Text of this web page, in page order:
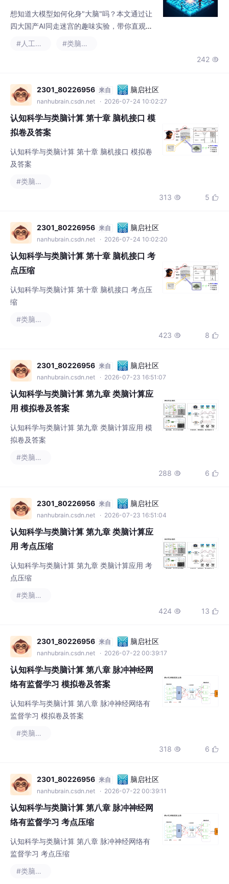
想知道大模型如何化身"大脑"吗？本文通过让
四大国产AI同走迷宫的趣味实验，带你直观对
比它们的"性格"差异。你将掌握Temperature
#人工智能
#类脑计算
242 
2301_80226956 来自 脑启社区
nanhubrain.csdn.net · 2026-07-24 10:02:27
认知科学与类脑计算 第十章 脑机接口 模
拟卷及答案
认知科学与类脑计算 第十章 脑机接口 模拟卷
及答案
#类脑计算
313  5 
2301_80226956 来自 脑启社区
nanhubrain.csdn.net · 2026-07-24 10:02:20
认知科学与类脑计算 第十章 脑机接口 考
点压缩
认知科学与类脑计算 第十章 脑机接口 考点压
缩
#类脑计算
423  8 
2301_80226956 来自 脑启社区
nanhubrain.csdn.net · 2026-07-23 16:51:07
认知科学与类脑计算 第九章 类脑计算应
用 模拟卷及答案
认知科学与类脑计算 第九章 类脑计算应用 模
拟卷及答案
#类脑计算
288  6 
2301_80226956 来自 脑启社区
nanhubrain.csdn.net · 2026-07-23 16:51:04
认知科学与类脑计算 第九章 类脑计算应
用 考点压缩
认知科学与类脑计算 第九章 类脑计算应用 考
点压缩
#类脑计算
424  13 
2301_80226956 来自 脑启社区
nanhubrain.csdn.net · 2026-07-22 00:39:17
认知科学与类脑计算 第八章 脉冲神经网
络有监督学习 模拟卷及答案
认知科学与类脑计算 第八章 脉冲神经网络有
监督学习 模拟卷及答案
#类脑计算
318  6 
2301_80226956 来自 脑启社区
nanhubrain.csdn.net · 2026-07-22 00:39:11
认知科学与类脑计算 第八章 脉冲神经网
络有监督学习 考点压缩
认知科学与类脑计算 第八章 脉冲神经网络有
监督学习 考点压缩
#类脑计算